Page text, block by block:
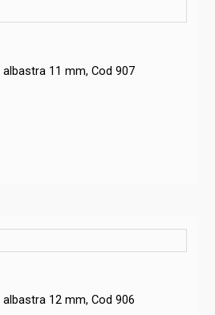
11 mm, Cod 907
12 mm, Cod 906